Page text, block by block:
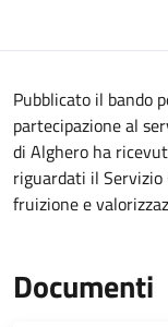
Pubblicato il bando
partecipazione al
di Alghero ha
riguardati il
fruizione e
Documenti